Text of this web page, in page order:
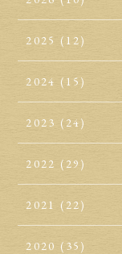
2025 (12)
2024 (15)
2023 (24)
2022 (29)
2021 (22)
2020 (35)